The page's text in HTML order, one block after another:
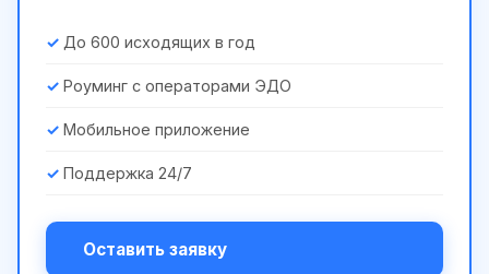
До 600 исходящих в год
Роуминг с операторами ЭДО
Мобильное приложение
Поддержка 24/7
Оставить заявку